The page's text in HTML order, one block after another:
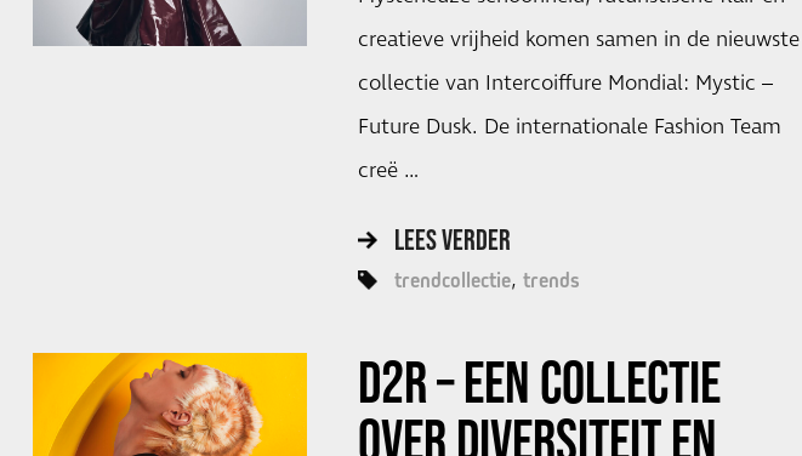
creatieve vrijheid komen samen in de nieuwste
collectie van Intercoiffure Mondial: Mystic –
Future Dusk. De internationale Fashion Team
creë …
LEES VERDER
trendcollectie trends
D2R – EEN COLLECTIE
OVER DIVERSITEIT EN